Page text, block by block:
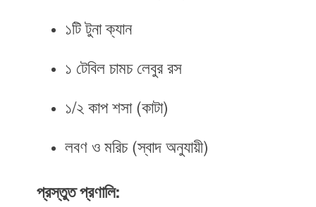
১টি টুনা ক্যান
১ টেবিল চামচ লেবুর রস
১/২ কাপ শসা (কাটা)
লবণ ও মরিচ (স্বাদ অনুযায়ী)
প্রস্তুত প্রণালি: